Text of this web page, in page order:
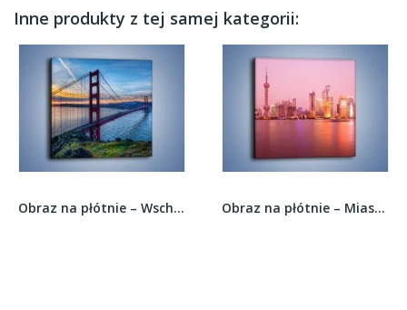
Inne produkty z tej samej kategorii:
Obraz na płótnie – Wschód słońca nad mostem... Obraz na płótnie – Miasto o poranku w...